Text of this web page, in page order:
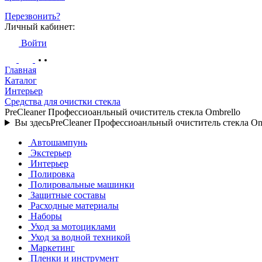
Перезвонить?
Личный кабинет:
Войти
Главная
Каталог
Интерьер
Средства для очистки стекла
PreCleaner Профессиоанльный очиститель стекла Ombrello
Вы здесьPreCleaner Профессиоанльный очиститель стекла
Автошампунь
Экстерьер
Интерьер
Полировка
Полировальные машинки
Защитные составы
Расходные материалы
Наборы
Уход за мотоциклами
Уход за водной техникой
Маркетинг
Пленки и инструмент